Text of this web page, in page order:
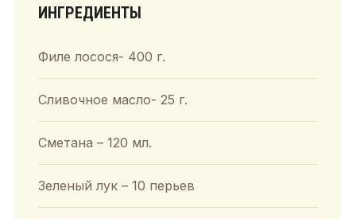
ИНГРЕДИЕНТЫ
Филе лосося- 400 г.
Сливочное масло- 25 г.
Сметана – 120 мл.
Зеленый лук – 10 перьев